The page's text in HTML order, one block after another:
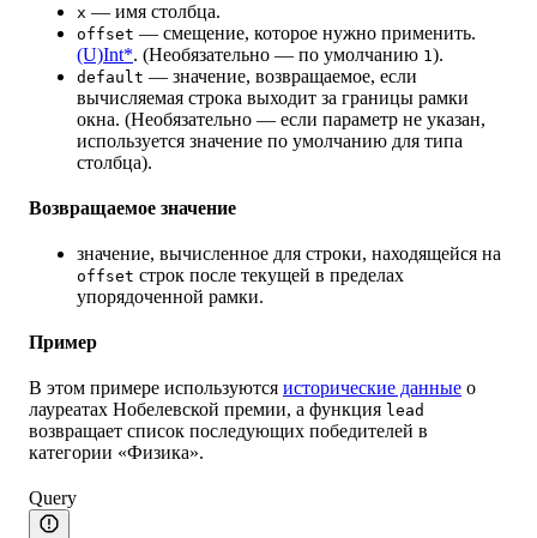
x — имя столбца.
offset — смещение, которое нужно применить.
(U)Int*. (Необязательно — по умолчанию 1).
default — значение, возвращаемое, если
вычисляемая строка выходит за границы рамки
окна. (Необязательно — если параметр не указан,
используется значение по умолчанию для типа
столбца).
Возвращаемое значение
значение, вычисленное для строки, находящейся на
offset строк после текущей в пределах
упорядоченной рамки.
Пример
В этом примере используются исторические данные о
лауреатах Нобелевской премии, а функция lead
возвращает список последующих победителей в
категории «Физика».
Query